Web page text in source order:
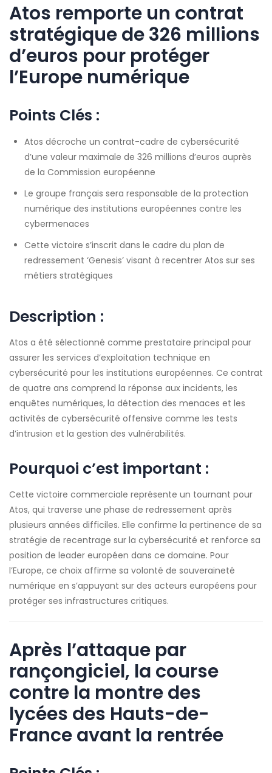
Atos remporte un contrat
stratégique de 326 millions
d’euros pour protéger
l’Europe numérique
Points Clés :
Atos décroche un contrat-cadre de cybersécurité
d’une valeur maximale de 326 millions d’euros auprès
de la Commission européenne
Le groupe français sera responsable de la protection
numérique des institutions européennes contre les
cybermenaces
Cette victoire s’inscrit dans le cadre du plan de
redressement ‘Genesis’ visant à recentrer Atos sur ses
métiers stratégiques
Description :
Atos a été sélectionné comme prestataire principal pour
assurer les services d’exploitation technique en
cybersécurité pour les institutions européennes. Ce contrat
de quatre ans comprend la réponse aux incidents, les
enquêtes numériques, la détection des menaces et les
activités de cybersécurité offensive comme les tests
d’intrusion et la gestion des vulnérabilités.
Pourquoi c’est important :
Cette victoire commerciale représente un tournant pour
Atos, qui traverse une phase de redressement après
plusieurs années difficiles. Elle confirme la pertinence de sa
stratégie de recentrage sur la cybersécurité et renforce sa
position de leader européen dans ce domaine. Pour
l’Europe, ce choix affirme sa volonté de souveraineté
numérique en s’appuyant sur des acteurs européens pour
protéger ses infrastructures critiques.
Après l’attaque par
rançongiciel, la course
contre la montre des
lycées des Hauts-de-
France avant la rentrée